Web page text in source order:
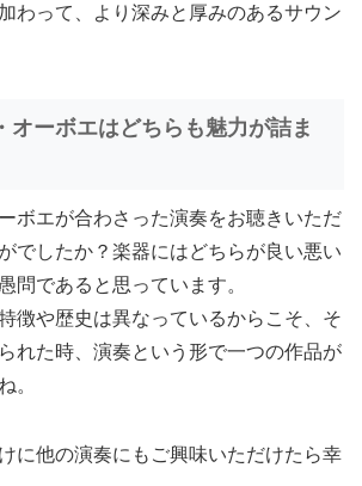
わって、より深みと厚みのあるサウン
オーボエはどちらも魅力が詰ま
ボエが合わさった演奏をお聴きいただ
でしたか？楽器にはどちらが良い悪い
問であると思っています。
徴や歴史は異なっているからこそ、そ
れた時、演奏という形で一つの作品が
。
に他の演奏にもご興味いただけたら幸